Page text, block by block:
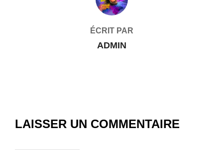
ÉCRIT PAR
ADMIN
LAISSER UN COMMENTAIRE